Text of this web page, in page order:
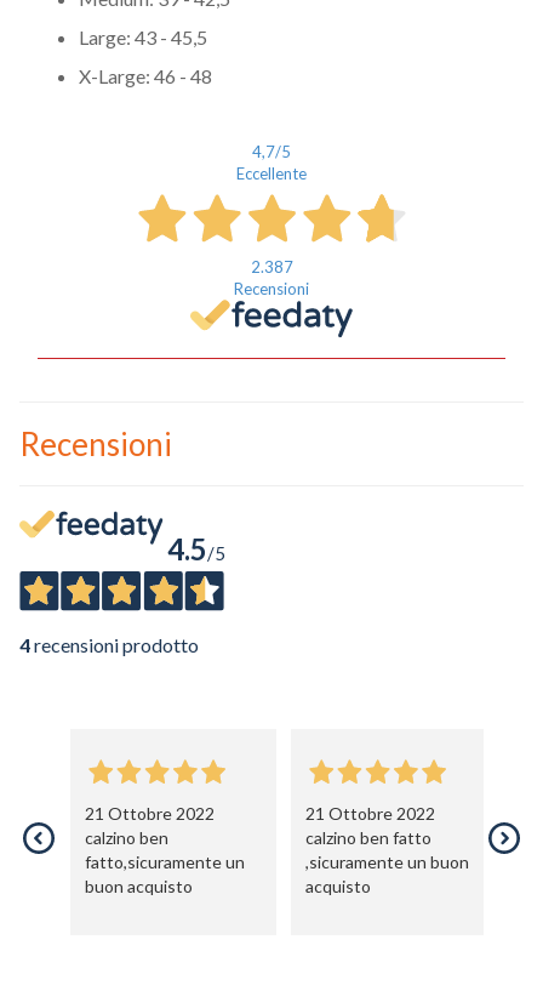
Cognome
Voglio ricevere comunicazioni su corsi, eventi, prodotti e novità di
Informativa Privacy
Large: 43 - 45,5
X-Large: 46 - 48
4,7/5
Eccellente
2.387
Recensioni
Recensioni
4.5/5
4recensioni prodotto
21 Ottobre 2022
calzino ben
fatto,sicuramente un
buon acquisto
21 Ottobre 2022
calzino ben fatto
,sicuramente un buon
acquisto